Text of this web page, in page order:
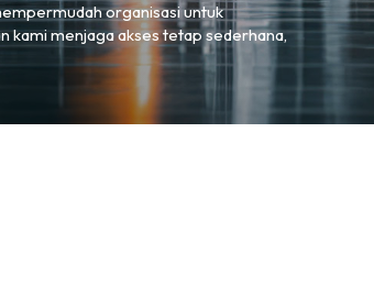
organisasi untuk
kami menjaga akses tetap sederhana,